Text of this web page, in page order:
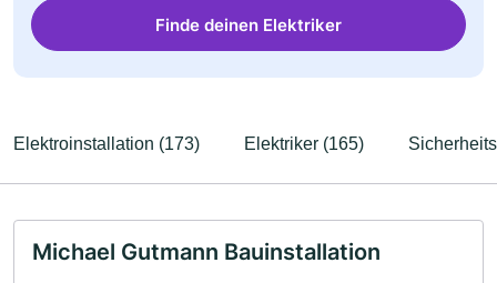
Finde deinen Elektriker
Elektroinstallation (173) Elektriker (165)
Michael Gutmann Bauinstallation